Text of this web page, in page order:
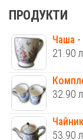
ПРОДУКТИ
Чаша -
21.90
32.90
53.90